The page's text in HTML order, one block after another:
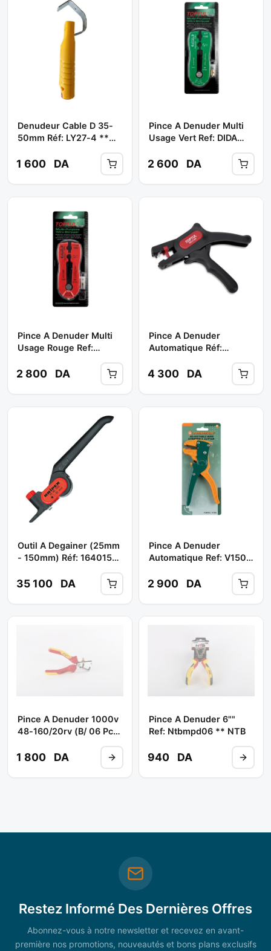
Denudeur Cable D 35-
50mm Réf: LY27-4 **
1 600 DA
Pince A Denuder Multi
Usage Vert Ref: DIDA
2 600 DA
Pince A Denuder Multi
Usage Rouge Ref:
2 800 DA
Pince A Denuder
Automatique Réf:
4 300 DA
Outil A Degainer (25mm
- 150mm) Réf: 1640150
35 100 DA
Pince A Denuder
Automatique Ref: V1505
2 900 DA
Pince A Denuder 1000v
48-160/20rv (b/ 06 Pcs)
1 800 DA
Pince A Denuder 6""
Ref: Ntbmpd06 ** NTB
940 DA
Restez Informé Des Dernières Offres
Abonnez-vous à notre newsletter et recevez en avant-
première nos promotions, nouveautés et bons plans exclusifs